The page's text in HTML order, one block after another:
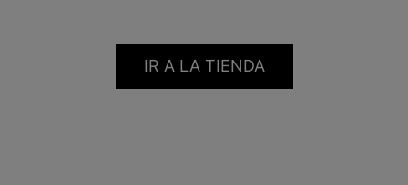
IR A LA TIENDA